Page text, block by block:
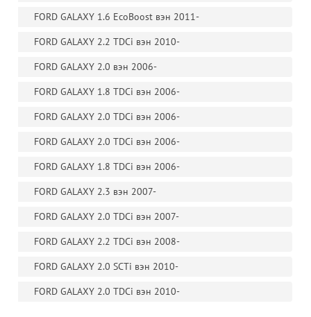
FORD GALAXY 1.6 EcoBoost вэн 2011-
FORD GALAXY 2.2 TDCi вэн 2010-
FORD GALAXY 2.0 вэн 2006-
FORD GALAXY 1.8 TDCi вэн 2006-
FORD GALAXY 2.0 TDCi вэн 2006-
FORD GALAXY 2.0 TDCi вэн 2006-
FORD GALAXY 1.8 TDCi вэн 2006-
FORD GALAXY 2.3 вэн 2007-
FORD GALAXY 2.0 TDCi вэн 2007-
FORD GALAXY 2.2 TDCi вэн 2008-
FORD GALAXY 2.0 SCTi вэн 2010-
FORD GALAXY 2.0 TDCi вэн 2010-